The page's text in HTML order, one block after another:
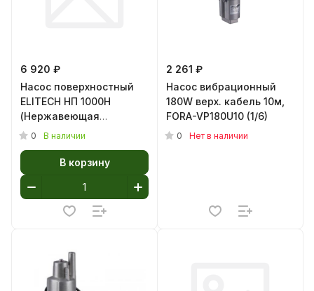
6 920 ₽
Насос поверхностный
ELITECH НП 1000Н
(Нержавеющая
сталь,1000Вт,Напор-42м,Глубина-8м,
0 В наличии
В корзину
2 261 ₽
Насос вибрационный
180W верх. кабель 10м,
FORA-VP180U10 (1/6)
0 Нет в наличии